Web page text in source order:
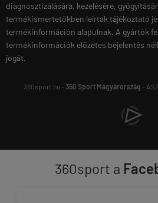
diagnosztizálására, kezelésére,
termékismertetőkben leírtak tájékoztató
termékinformáción alapulnak. A gyártók
termékinformációk előzetes bejelentés
jogát.
360sport.hu - 360 Sport Magyarország -
360sport a